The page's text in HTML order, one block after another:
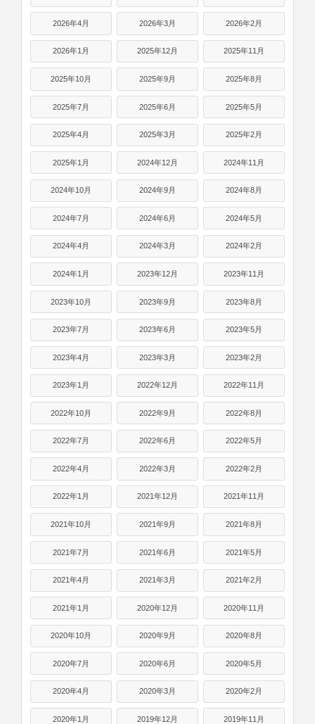
2026年4月 2026年3月 2026年2月
2026年1月 2025年12月 2025年11月
2025年10月 2025年9月 2025年8月
2025年7月 2025年6月 2025年5月
2025年4月 2025年3月 2025年2月
2025年1月 2024年12月 2024年11月
2024年10月 2024年9月 2024年8月
2024年7月 2024年6月 2024年5月
2024年4月 2024年3月 2024年2月
2024年1月 2023年12月 2023年11月
2023年10月 2023年9月 2023年8月
2023年7月 2023年6月 2023年5月
2023年4月 2023年3月 2023年2月
2023年1月 2022年12月 2022年11月
2022年10月 2022年9月 2022年8月
2022年7月 2022年6月 2022年5月
2022年4月 2022年3月 2022年2月
2022年1月 2021年12月 2021年11月
2021年10月 2021年9月 2021年8月
2021年7月 2021年6月 2021年5月
2021年4月 2021年3月 2021年2月
2021年1月 2020年12月 2020年11月
2020年10月 2020年9月 2020年8月
2020年7月 2020年6月 2020年5月
2020年4月 2020年3月 2020年2月
2020年1月 2019年12月 2019年11月